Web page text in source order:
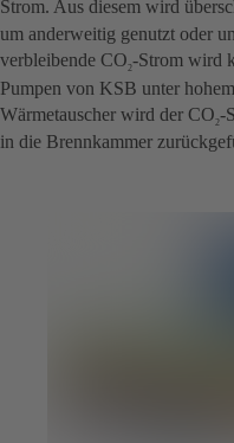
Strom. Aus diesem wird
um anderweitig genutzt oder
verbleibende CO2-Strom wird
Pumpen von KSB unter
Wärmetauscher wird der CO2-
in die Brennkammer